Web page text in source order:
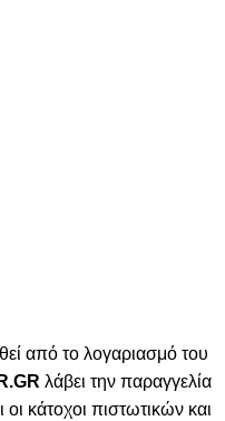
από το λογαριασμό του
λάβει την παραγγελία
οι κάτοχοι πιστωτικών και